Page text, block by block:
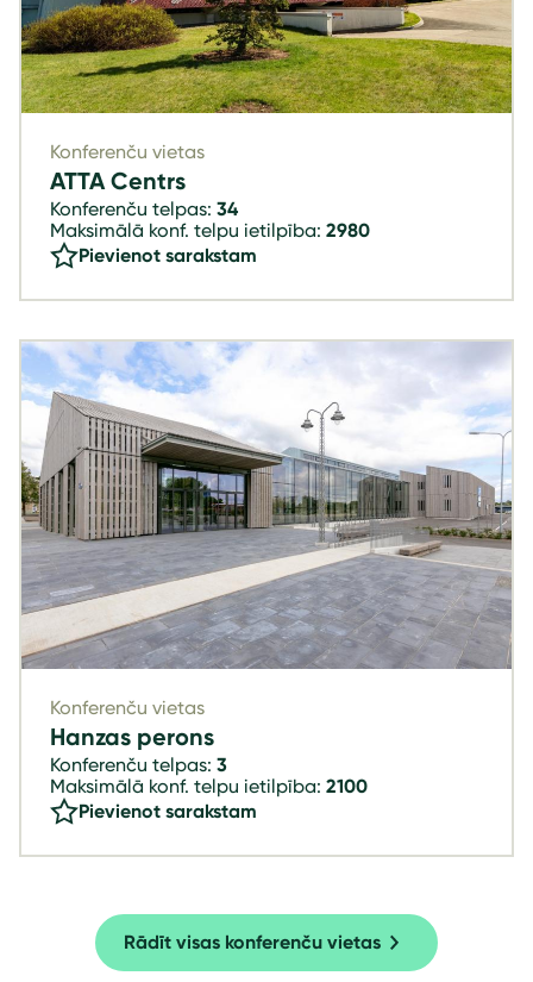
Konferenču vietas
ATTA Centrs
Konferenču telpas: 34
Maksimālā konf. telpu ietilpība: 2980
Pievienot sarakstam
Konferenču vietas
Hanzas perons
Konferenču telpas: 3
Maksimālā konf. telpu ietilpība: 2100
Pievienot sarakstam
Rādīt visas konferenču vietas